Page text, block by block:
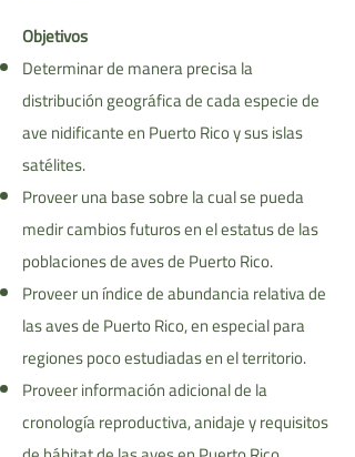
Objetivos
Determinar de manera precisa la
distribución geográfica de cada especie de
ave nidificante en Puerto Rico y sus islas
satélites.
Proveer una base sobre la cual se pueda
medir cambios futuros en el estatus de las
poblaciones de aves de Puerto Rico.
Proveer un índice de abundancia relativa de
las aves de Puerto Rico, en especial para
regiones poco estudiadas en el territorio.
Proveer información adicional de la
cronología reproductiva, anidaje y requisitos